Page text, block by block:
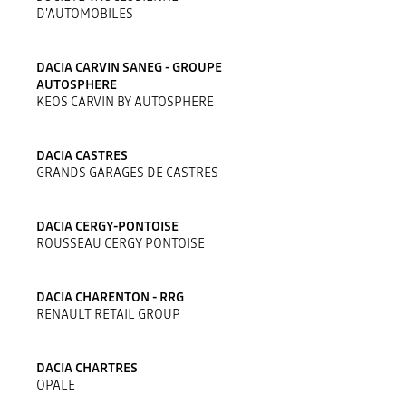
D'AUTOMOBILES
DACIA CARVIN SANEG - GROUPE
AUTOSPHERE
KEOS CARVIN BY AUTOSPHERE
DACIA CASTRES
GRANDS GARAGES DE CASTRES
DACIA CERGY-PONTOISE
ROUSSEAU CERGY PONTOISE
DACIA CHARENTON - RRG
RENAULT RETAIL GROUP
DACIA CHARTRES
OPALE